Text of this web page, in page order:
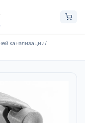
канализации/